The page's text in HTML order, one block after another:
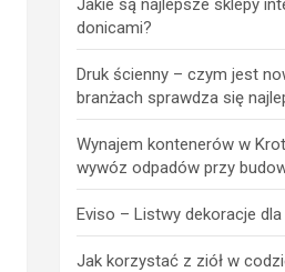
donicami?
Druk ścienny – czym jest
branżach sprawdza się
Wynajem kontenerów w
wywóz odpadów przy
Eviso – Listwy dekoracje
Jak korzystać z ziół w